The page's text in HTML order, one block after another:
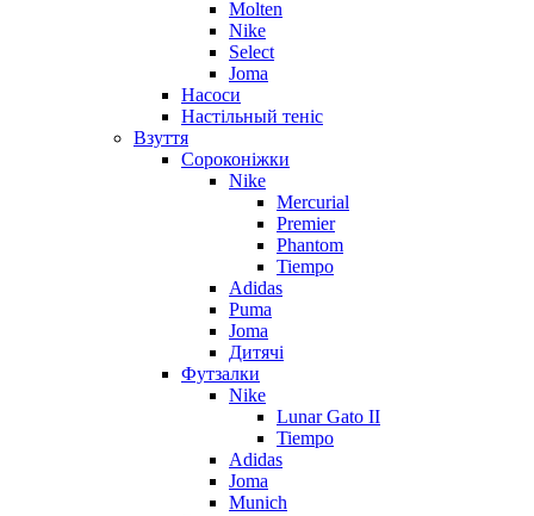
Molten
Nike
Select
Joma
Насоси
Настільный теніс
Взуття
Сороконіжки
Nike
Mercurial
Premier
Phantom
Tiempo
Adidas
Puma
Joma
Дитячі
Футзалки
Nike
Lunar Gato II
Tiempo
Adidas
Joma
Munich